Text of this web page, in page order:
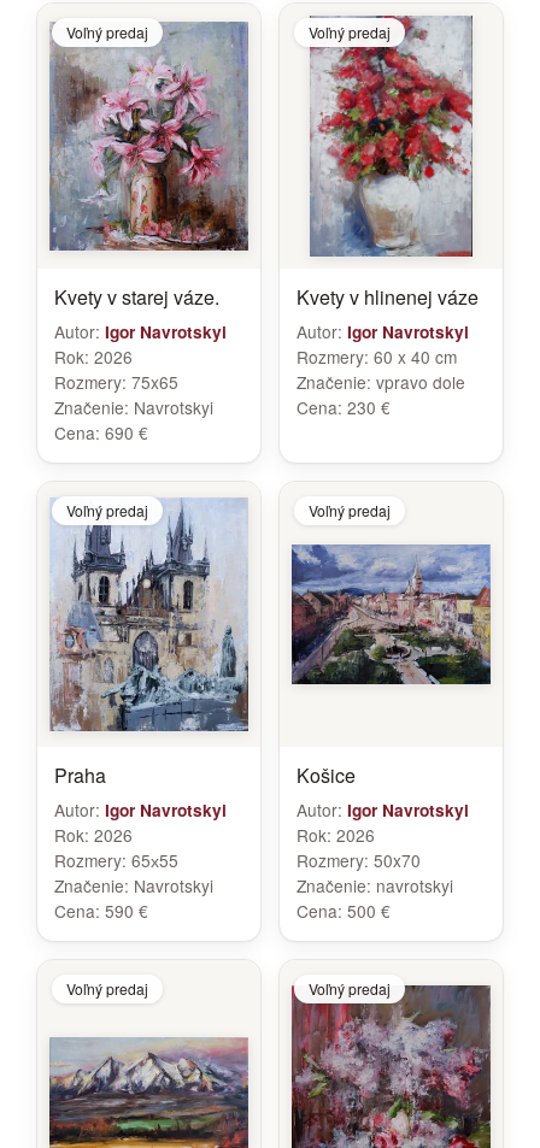
Voľný predaj
Kvety v starej váze.
Autor: Igor Navrotskyi
Rok: 2026
Rozmery: 75x65
Značenie: Navrotskyi
Cena: 690 €
Voľný predaj
Kvety v hlinenej váze
Autor: Igor Navrotskyi
Rozmery: 60 x 40 cm
Značenie: vpravo dole
Cena: 230 €
Voľný predaj
Praha
Autor: Igor Navrotskyi
Rok: 2026
Rozmery: 65х55
Značenie: Navrotskyi
Cena: 590 €
Voľný predaj
Košice
Autor: Igor Navrotskyi
Rok: 2026
Rozmery: 50x70
Značenie: navrotskyi
Cena: 500 €
Voľný predaj Voľný predaj